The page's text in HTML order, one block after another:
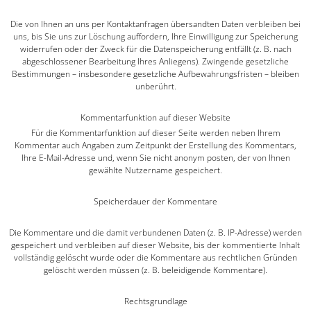
Die von Ihnen an uns per Kontaktanfragen übersandten Daten verbleiben bei
uns, bis Sie uns zur Löschung auffordern, Ihre Einwilligung zur Speicherung
widerrufen oder der Zweck für die Datenspeicherung entfällt (z. B. nach
abgeschlossener Bearbeitung Ihres Anliegens). Zwingende gesetzliche
Bestimmungen – insbesondere gesetzliche Aufbewahrungsfristen – bleiben
unberührt.
Kommentar­funktion auf dieser Website
Für die Kommentarfunktion auf dieser Seite werden neben Ihrem
Kommentar auch Angaben zum Zeitpunkt der Erstellung des Kommentars,
Ihre E-Mail-Adresse und, wenn Sie nicht anonym posten, der von Ihnen
gewählte Nutzername gespeichert.
Speicherdauer der Kommentare
Die Kommentare und die damit verbundenen Daten (z. B. IP-Adresse) werden
gespeichert und verbleiben auf dieser Website, bis der kommentierte Inhalt
vollständig gelöscht wurde oder die Kommentare aus rechtlichen Gründen
gelöscht werden müssen (z. B. beleidigende Kommentare).
Rechtsgrundlage